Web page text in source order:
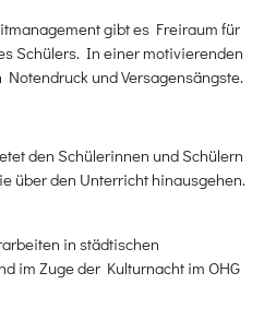
gibt es Freiraum für
Schülers. In einer motivierenden
und Versagensängste.
den Schülerinnen und Schülern
über den Unterricht hinausgehen.
in städtischen
im Zuge der Kulturnacht im OHG